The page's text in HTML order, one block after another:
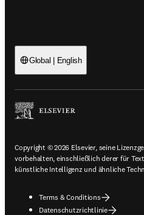
Global | English
Copyright © 2026 Elsevier, seine
vorbehalten, einschließlich derer für
künstliche Intelligenz und ähnliche
Terms & Conditions
Datenschutzrichtlinie